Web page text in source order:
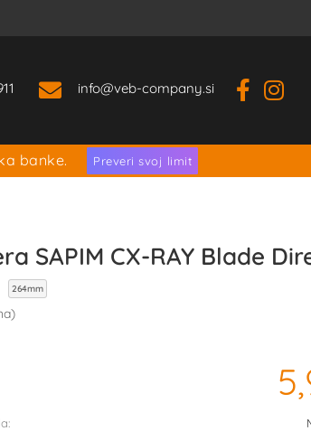
info veb-company.si
banke. Preveri svoj limit
SAPIM CX-RAY Blade
264mm